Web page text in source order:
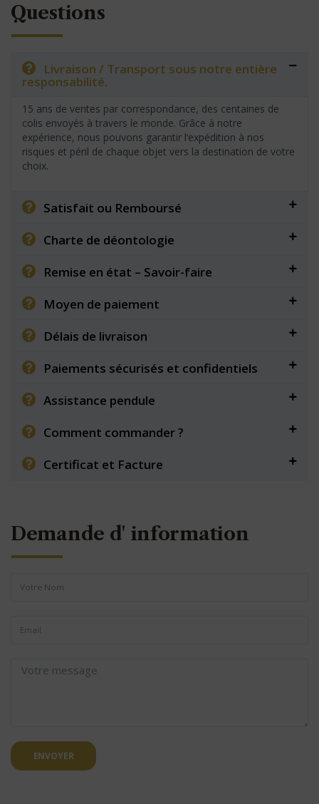
Questions
Livraison / Transport sous notre entière
responsabilité.
15 ans de ventes par correspondance, des centaines de
colis envoyés à travers le monde. Grâce à notre
expérience, nous pouvons garantir l’expédition à nos
risques et péril de chaque objet vers la destination de votre
choix.
Satisfait ou Remboursé
Charte de déontologie
Remise en état – Savoir-faire
Moyen de paiement
Délais de livraison
Paiements sécurisés et confidentiels
Assistance pendule
Comment commander ?
Certificat et Facture
Demande d' information
ENVOYER